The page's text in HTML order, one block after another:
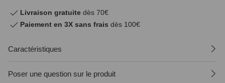
Livraison gratuite dès 70€
Paiement en 3X sans frais dès 100€
Caractéristiques
Poser une question sur le produit